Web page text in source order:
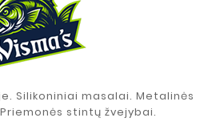
Silikoniniai masalai. Metalinės
stintų žvejybai.